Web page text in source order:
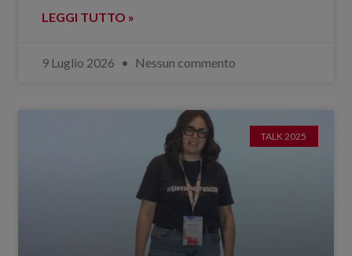
LEGGI TUTTO »
9 Luglio 2026 Nessun commento
TALK 2025